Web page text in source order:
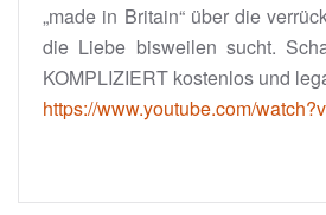
„made in Britain“ über die
die Liebe bisweilen sucht.
KOMPLIZIERT kostenlos und
https://www.youtube.com/